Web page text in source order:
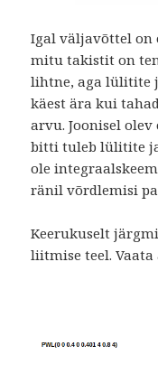
Igal väljavõttel on
mitu takistit on
lihtne, aga lülitite
käest ära kui
arvu. Joonisel
bitti tuleb lülitite
ole
ränil võrdlemisi
Keerukuselt
liitmise teel.